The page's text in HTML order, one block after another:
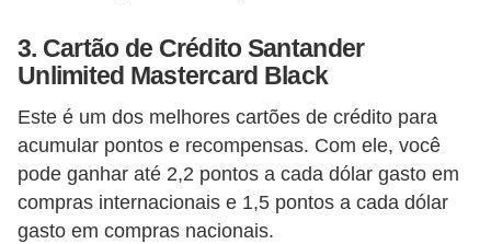
3. Cartão de Crédito Santander
Unlimited Mastercard Black
Este é um dos melhores cartões de crédito para
acumular pontos e recompensas. Com ele, você
pode ganhar até 2,2 pontos a cada dólar gasto em
compras internacionais e 1,5 pontos a cada dólar
gasto em compras nacionais.
a
s
C
â
m
b